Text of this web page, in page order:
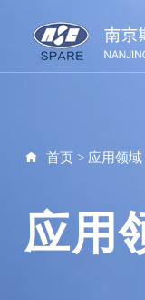
首页> 应用领域
应用